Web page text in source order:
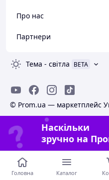
Про нас
Партнери
Тема - світла BETA
© Prom.ua — маркетплейс
Наскільки
зручно на
Головна Каталог